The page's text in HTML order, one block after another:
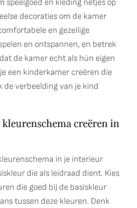
speelgoed en kleding netjes op
decoraties om de kamer
en gezellige
en ontspannen, en betrek
de kamer echt als hún eigen
een kinderkamer creëren die
de verbeelding van je kind
creëren in
in je interieur
die als leidraad dient. Kies
die goed bij de basiskleur
tussen deze kleuren. Denk